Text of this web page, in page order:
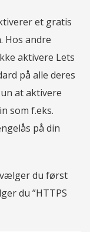
et gratis
Hos andre
aktivere Lets
på alle deres
at aktivere
som f.eks.
på din
vælger du først
du ”HTTPS